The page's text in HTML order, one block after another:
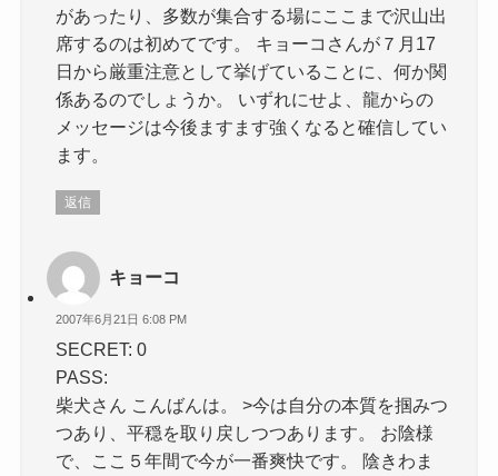
があったり、多数が集合する場にここまで沢山出
席するのは初めてです。 キョーコさんが７月17
日から厳重注意として挙げていることに、何か関
係あるのでしょうか。 いずれにせよ、龍からの
メッセージは今後ますます強くなると確信してい
ます。
返信
キョーコ
2007年6月21日 6:08 PM
SECRET: 0
PASS:
柴犬さん こんばんは。 >今は自分の本質を掴みつ
つあり、平穏を取り戻しつつあります。 お陰様
で、ここ５年間で今が一番爽快です。 陰きわま